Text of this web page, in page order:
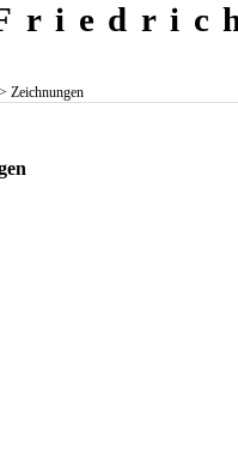
> Zeichnungen